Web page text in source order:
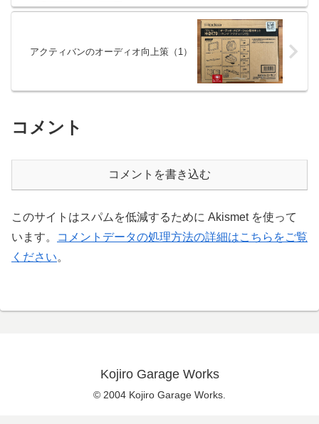
アクティバンのオーディオ向上策（1）
コメント
コメントを書き込む
このサイトはスパムを低減するために Akismet を使って
います。
コメントデータの処理方法の詳細はこちらをご覧
ください。
Kojiro Garage Works
© 2004 Kojiro Garage Works.